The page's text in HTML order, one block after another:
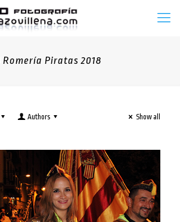
Romería Piratas 2018
Authors Show all